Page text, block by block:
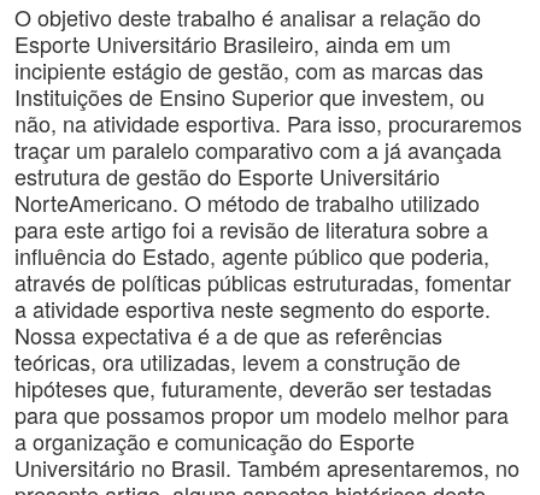
O objetivo deste trabalho é analisar a relação do
Esporte Universitário Brasileiro, ainda em um
incipiente estágio de gestão, com as marcas das
Instituições de Ensino Superior que investem, ou
não, na atividade esportiva. Para isso, procuraremos
traçar um paralelo comparativo com a já avançada
estrutura de gestão do Esporte Universitário
NorteAmericano. O método de trabalho utilizado
para este artigo foi a revisão de literatura sobre a
influência do Estado, agente público que poderia,
através de políticas públicas estruturadas, fomentar
a atividade esportiva neste segmento do esporte.
Nossa expectativa é a de que as referências
teóricas, ora utilizadas, levem a construção de
hipóteses que, futuramente, deverão ser testadas
para que possamos propor um modelo melhor para
a organização e comunicação do Esporte
Universitário no Brasil. Também apresentaremos, no